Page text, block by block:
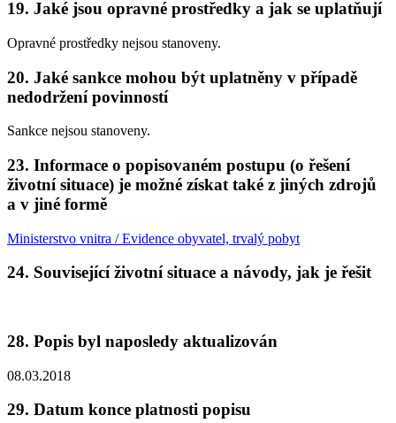
19. Jaké jsou opravné prostředky a jak se uplatňují
Opravné prostředky nejsou stanoveny.
20. Jaké sankce mohou být uplatněny v případě
nedodržení povinností
Sankce nejsou stanoveny.
23. Informace o popisovaném postupu (o řešení
životní situace) je možné získat také z jiných zdrojů
a v jiné formě
Ministerstvo vnitra / Evidence obyvatel, trvalý pobyt
24. Související životní situace a návody, jak je řešit
28. Popis byl naposledy aktualizován
08.03.2018
29. Datum konce platnosti popisu